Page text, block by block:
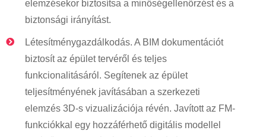
elemzésekor biztosítsa a minőségellenőrzést és a
biztonsági irányítást.
Létesítménygazdálkodás. A BIM dokumentációt
biztosít az épület tervéről és teljes
funkcionalitásáról. Segítenek az épület
teljesítményének javításában a szerkezeti
elemzés 3D-s vizualizációja révén. Javított az FM-
funkciókkal egy hozzáférhető digitális modellel